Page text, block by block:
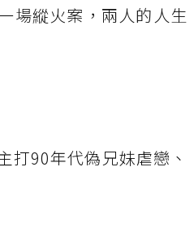
場縱火案，兩人的人生
打90年代偽兄妹虐戀、